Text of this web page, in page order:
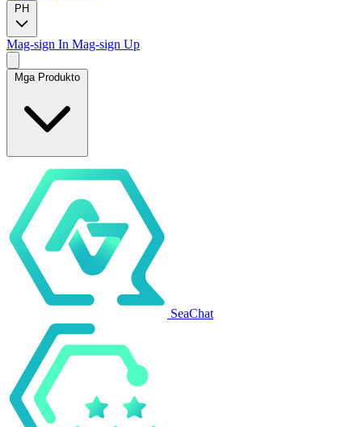
PH
Mag-sign In Mag-sign Up
Mga Produkto
SeaChat